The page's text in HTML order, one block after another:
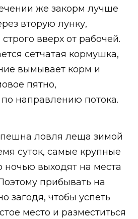
же закорм лучше
вторую лунку,
вверх от рабочей.
сетчатая кормушка,
вымывает корм и
пятно,
по направлению потока.
ловля леща зимой
суток, самые крупные
ночью выходят на места
прибывать на
загодя, чтобы успеть
место и разместиться